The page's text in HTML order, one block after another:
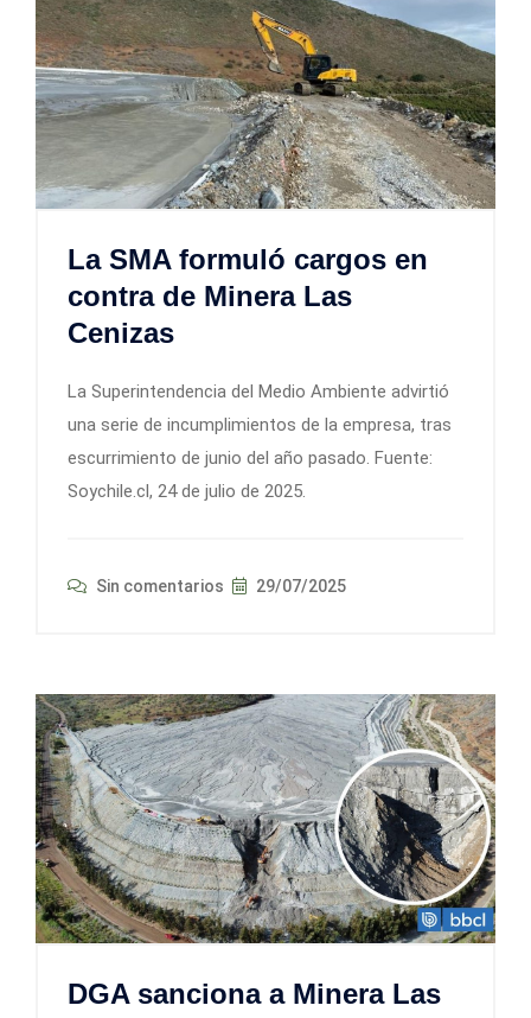
La SMA formuló cargos en
contra de Minera Las
Cenizas
La Superintendencia del Medio Ambiente advirtió
una serie de incumplimientos de la empresa, tras
escurrimiento de junio del año pasado. Fuente:
Soychile.cl, 24 de julio de 2025.
Sin comentarios 29/07/2025
DGA sanciona a Minera Las